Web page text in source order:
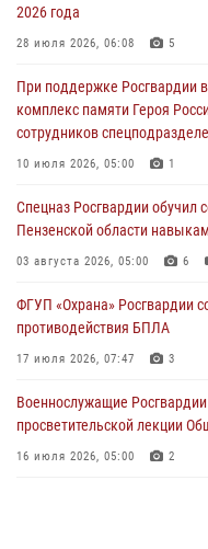
Сотрудники пензенского
сборов «Гвардеец» с
В Пензе сотрудники
дезориентированному
05 августа 2026, 04:00
В Пензе при силовой
деятельность ОПГ,
(видео)
2026 года
28 июля 2026, 06:08 5
При поддержке Росгвардии
комплекс памяти Героя
сотрудников
10 июля 2026, 05:00 1
Спецназ Росгвардии обучил
Пензенской области
03 августа 2026, 05:00 6
ФГУП «Охрана» Росгвардии
противодействия БПЛА
17 июля 2026, 07:47 3
Военнослужащие
просветительской лекции
16 июля 2026, 05:00 2